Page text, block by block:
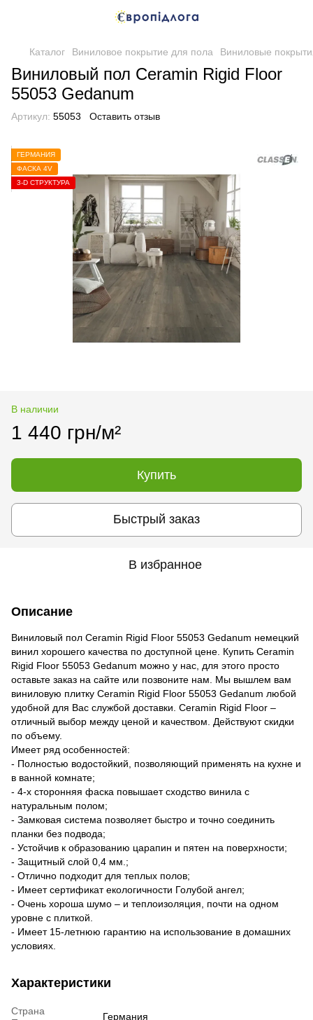
Каталог Виниловое покрытие для пола Виниловые
Виниловый пол Ceramin Rigid Floor
55053 Gedanum
Артикул: 55053 Оставить отзыв
ГЕРМАНИЯ
ФАСКА 4V
3-D СТРУКТУРА
В наличии
1 440 грн/м²
Купить
Быстрый заказ
В избранное
Описание
Виниловый пол Ceramin Rigid Floor 55053 Gedanum немецкий
винил хорошего качества по доступной цене. Купить Ceramin
Rigid Floor 55053 Gedanum можно у нас, для этого просто
оставьте заказ на сайте или позвоните нам. Мы вышлем вам
виниловую плитку Ceramin Rigid Floor 55053 Gedanum любой
удобной для Вас службой доставки. Ceramin Rigid Floor –
отличный выбор между ценой и качеством. Действуют скидки
по объему.
Имеет ряд особенностей:
- Полностью водостойкий, позволяющий применять на кухне и
в ванной комнате;
- 4-х сторонняя фаска повышает сходство винила с
натуральным полом;
- Замковая система позволяет быстро и точно соединить
планки без подвода;
- Устойчив к образованию царапин и пятен на поверхности;
- Защитный слой 0,4 мм.;
- Отлично подходит для теплых полов;
- Имеет сертификат екологичности Голубой ангел;
- Очень хороша шумо – и теплоизоляция, почти на одном
уровне с плиткой.
- Имеет 15-летнюю гарантию на использование в домашних
условиях.
Характеристики
Страна
Германия